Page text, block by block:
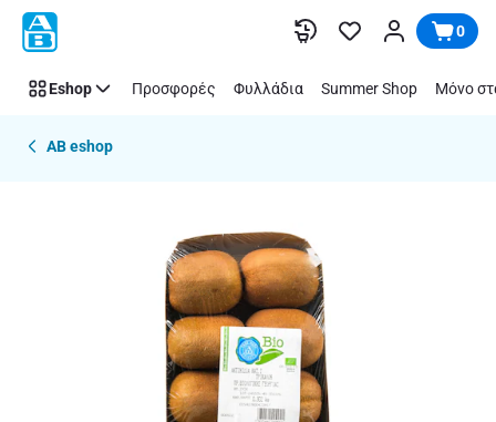
Παράλειψη 0
Eshop Προσφορές Φυλλάδια Summer Shop Μόνο
AB eshop